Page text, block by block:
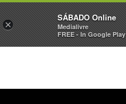
Sábado
×
SÁBADO Online
Medialivre
FREE - In Google Play